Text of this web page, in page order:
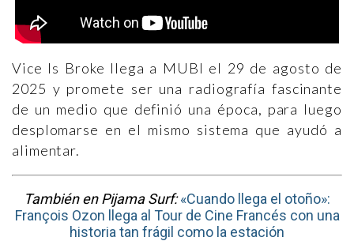
Vice Is Broke llega a MUBI el 29 de agosto de
2025 y promete ser una radiografía fascinante
de un medio que definió una época, para luego
desplomarse en el mismo sistema que ayudó a
alimentar.
También en Pijama Surf:«Cuando llega el otoño»:
François Ozon llega al Tour de Cine Francés con una
historia tan frágil como la estación